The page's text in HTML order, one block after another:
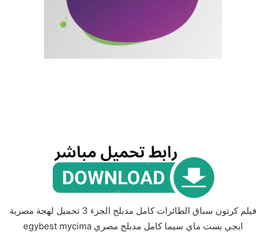
فيلم كرتون سباق الطائرات كامل مدبلج الجزء 3 تحميل لهجة مصرية
ايجي بست ماي سيما كامل مدبلج مصري egybest mycima